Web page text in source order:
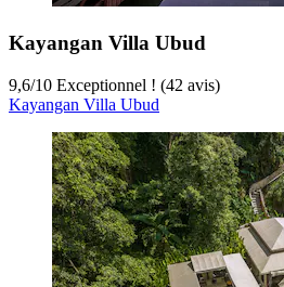
Kayangan Villa Ubud
9,6/10 Exceptionnel ! (42 avis)
Kayangan Villa Ubud